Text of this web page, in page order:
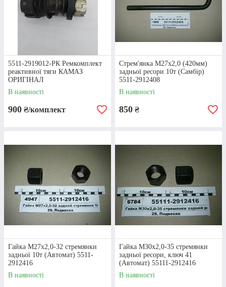
ПРИЧИНИ
Підвіска для КАМАЗу - надзвичайно складний
наступними факторами: експлуатація авто у складних
відсутність своєчасного технічного огляду.
Сигналами того, що автомобільні підвіски КамАЗ
виходять з ладу, можуть слугувати витік мастила,
неприємний скрегіт, який максимально проявляється
під час здійснення будь-яких маневрів, а також стукіт
ходової. Більшість проблем можна виявити при
зовнішньому огляді.
4 причини оформити придбання
запчастин у нашому інтернет-
5511-2919012-РК Ремкомплект
реактивної тяги КАМАЗ
ОРИГІНАЛ
В наявності
900 ₴/комплект
Стрем'янка М27х2,0 (420мм)
задньої ресори 10т (Самбір)
5511-2912408
В наявності
850 ₴
Гайка М27х2,0-32 стремянки
задньої 10т (Автомат) 5511-
2912416
В наявності
Гайка М30х2,0-35 стремянки
задньої ресори, ключ 41
(Автомат) 55111-2912416
В наявності